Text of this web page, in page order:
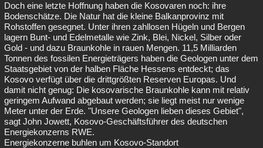
Musik Clash Verbesserungen Allmystery English
Übersichten
Besucht Teilgenommen Alle Neue Geschlossen
Lesenswert Schlüsselwörter
Doch eine letzte Hoffnung haben die Kosovaren noch: ihre
Bodenschätze. Die Natur hat die kleine Balkanprovinz mit
Rohstoffen gesegnet. Unter ihren zahllosen Hügeln und Bergen
lagern Bunt- und Edelmetalle wie Zink, Blei, Nickel, Silber oder
Gold - und dazu Braunkohle in rauen Mengen. 11,5 Milliarden
Tonnen des fossilen Energieträgers haben die Geologen unter dem
Staatsgebiet von der halben Fläche Hessens entdeckt; das
Kosovo verfügt über die drittgrößten Reserven Europas. Und
damit nicht genug: Die kosovarische Braunkohle kann mit relativ
geringem Aufwand abgebaut werden; sie liegt meist nur wenige
Meter unter der Erde. "Unsere Geologen lieben dieses Gebiet",
sagt John Jowett, Kosovo-Geschäftsführer des deutschen
Energiekonzerns RWE.
Energiekonzerne buhlen um Kosovo-Standort